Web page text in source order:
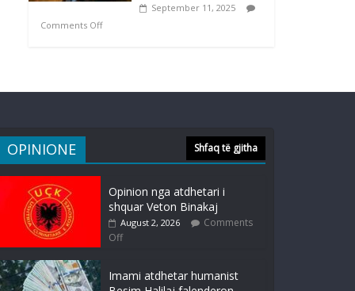
September 11, 2025
Comments Off
OPINIONE Shfaq të gjitha
Opinion nga atdhetari i
shquar Veton Binakaj
August 2, 2026
Comments
Off
Imami atdhetar humanist